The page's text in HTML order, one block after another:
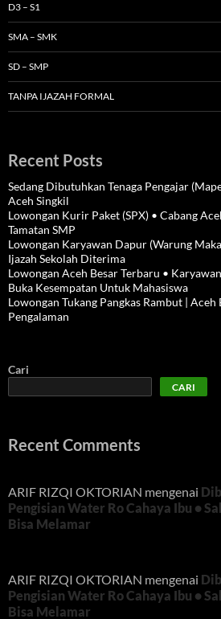
D3 – S1
SMA – SMK
SD – SMP
TANPA IJAZAH FORMAL
Recent Posts
Sedang Dibutuhkan Tenaga Pengajar
Aceh Singkil
Lowongan Kurir Paket (SPX) • Cabang
Tamatan SMP
Lowongan Karyawan Dapur (Warung
Ijazah Sekolah Diterima
Lowongan Aceh Besar Terbaru •
Buka Kesempatan Untuk Mahasiswa
Lowongan Tukang Pangkas Rambut |
Pengalaman
Cari
CARI
Recent Comments
ARIF RIZQI OKTORIAN mengenai
Pengisian Water Ro Cahaya Ibu •
Bisa Melamar
ARIF RIZQI OKTORIAN mengenai
Pengisian Water Ro Cahaya Ibu •
Bisa Melamar